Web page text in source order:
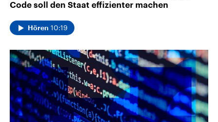
Code soll den Staat effizienter machen
Hören 10:19